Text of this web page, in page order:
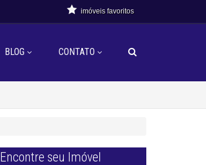
imóveis favoritos
BLOG CONTATO
Encontre seu Imóvel